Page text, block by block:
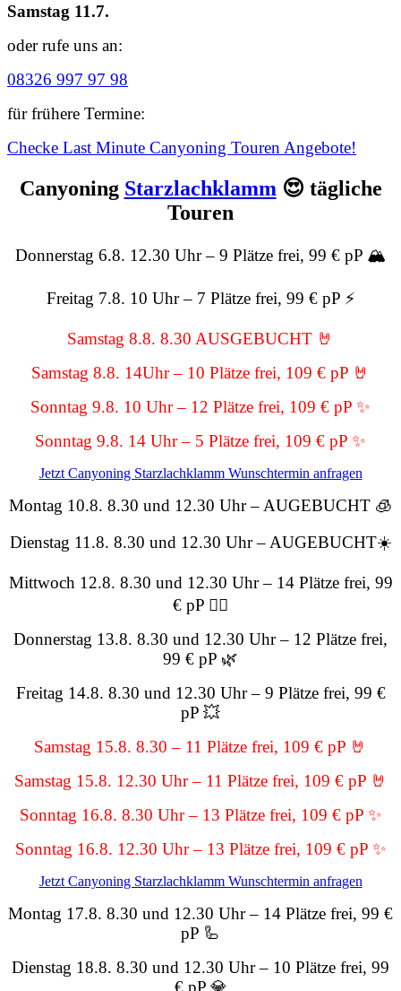
Samstag 11.7.
oder rufe uns an:
08326 997 97 98
für frühere Termine:
Checke Last Minute Canyoning Touren Angebote!
Canyoning Starzlachklamm 😍 tägliche
Touren
Donnerstag 6.8. 12.30 Uhr – 9 Plätze frei, 99 € pP 🏔️
Freitag 7.8. 10 Uhr – 7 Plätze frei, 99 € pP ⚡
Samstag 8.8. 8.30 AUSGEBUCHT 🤘
Samstag 8.8. 14Uhr – 10 Plätze frei, 109 € pP 🤘
Sonntag 9.8. 10 Uhr – 12 Plätze frei, 109 € pP ✨
Sonntag 9.8. 14 Uhr – 5 Plätze frei, 109 € pP ✨
Jetzt Canyoning Starzlachklamm Wunschtermin anfragen
Montag 10.8. 8.30 und 12.30 Uhr – AUGEBUCHT 🧊
Dienstag 11.8. 8.30 und 12.30 Uhr – AUGEBUCHT☀️
Mittwoch 12.8. 8.30 und 12.30 Uhr – 14 Plätze frei, 99
€ pP 🏄‍♂️
Donnerstag 13.8. 8.30 und 12.30 Uhr – 12 Plätze frei,
99 € pP 🌿
Freitag 14.8. 8.30 und 12.30 Uhr – 9 Plätze frei, 99 €
pP 💥
Samstag 15.8. 8.30 – 11 Plätze frei, 109 € pP 🤘
Samstag 15.8. 12.30 Uhr – 11 Plätze frei, 109 € pP 🤘
Sonntag 16.8. 8.30 Uhr – 13 Plätze frei, 109 € pP ✨
Sonntag 16.8. 12.30 Uhr – 13 Plätze frei, 109 € pP ✨
Jetzt Canyoning Starzlachklamm Wunschtermin anfragen
Montag 17.8. 8.30 und 12.30 Uhr – 14 Plätze frei, 99 €
pP 🦾
Dienstag 18.8. 8.30 und 12.30 Uhr – 10 Plätze frei, 99
€ pP 💎